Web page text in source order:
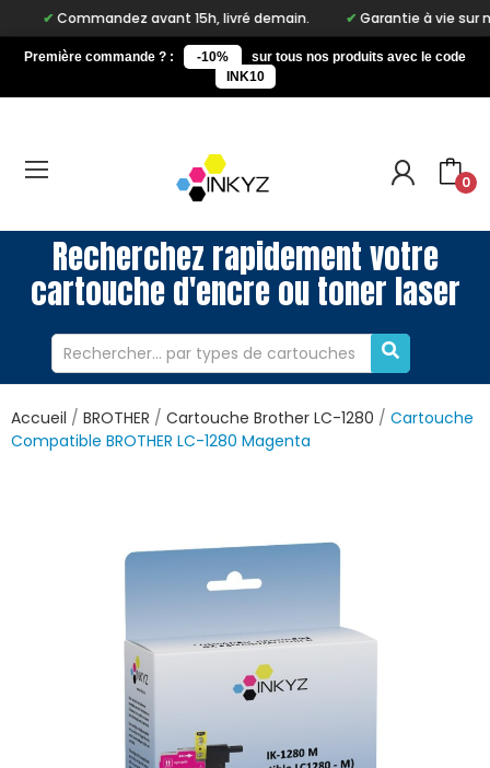
avant 15h, livré demain. Garantie à vie sur notre
Première commande ? : -10%
sur tous nos produits avec le code
INK10
0
Recherchez rapidement votre
cartouche d'encre ou toner laser
Accueil BROTHER Cartouche Brother LC-1280
Cartouche
Compatible BROTHER LC-1280 Magenta